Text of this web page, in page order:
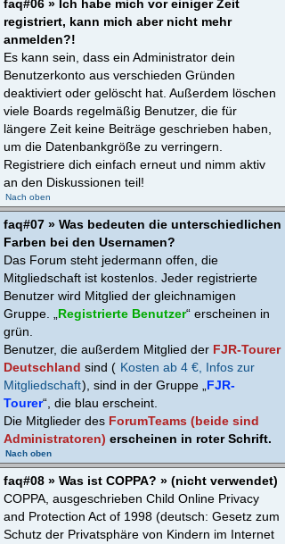
faq#06 » Ich habe mich vor einiger Zeit
registriert, kann mich aber nicht mehr
anmelden?!
Es kann sein, dass ein Administrator dein
Benutzerkonto aus verschieden Gründen
deaktiviert oder gelöscht hat. Außerdem löschen
viele Boards regelmäßig Benutzer, die für
längere Zeit keine Beiträge geschrieben haben,
um die Datenbankgröße zu verringern.
Registriere dich einfach erneut und nimm aktiv
an den Diskussionen teil!
Nach oben
faq#07 » Was bedeuten die unterschiedlichen
Farben bei den Usernamen?
Das Forum steht jedermann offen, die
Mitgliedschaft ist kostenlos. Jeder registrierte
Benutzer wird Mitglied der gleichnamigen
Gruppe. „ Registrierte Benutzer“ erscheinen in
grün.
Benutzer, die außerdem Mitglied der FJR-Tourer
Deutschland sind ( Kosten ab 4 €, Infos zur
Mitgliedschaft), sind in der Gruppe „ FJR-
Tourer“, die blau erscheint.
Die Mitglieder des ForumTeams (beide sind
Administratoren) erscheinen in roter Schrift.
Nach oben
faq#08 » Was ist COPPA? » (nicht verwendet)
COPPA, ausgeschrieben Child Online Privacy
and Protection Act of 1998 (deutsch: Gesetz zum
Schutz der Privatsphäre von Kindern im Internet